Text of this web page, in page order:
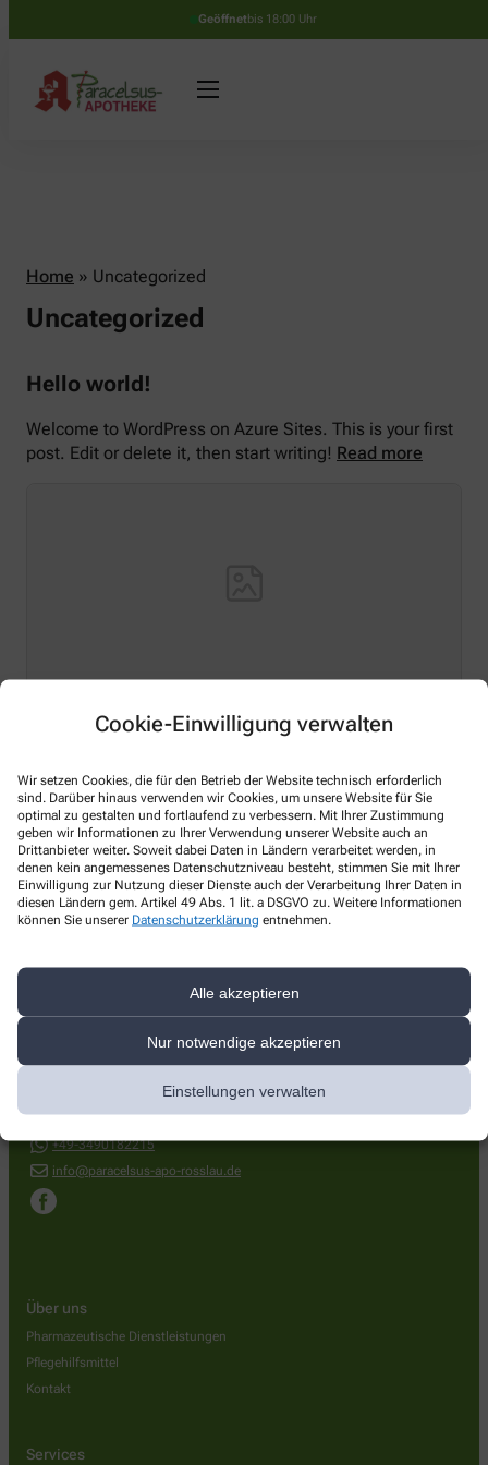
Cookie-Einwilligung verwalten
Wir setzen Cookies, die für den Betrieb der Website technisch erforderlich
sind. Darüber hinaus verwenden wir Cookies, um unsere Website für Sie
optimal zu gestalten und fortlaufend zu verbessern. Mit Ihrer Zustimmung
geben wir Informationen zu Ihrer Verwendung unserer Website auch an
Drittanbieter weiter. Soweit dabei Daten in Ländern verarbeitet werden, in
denen kein angemessenes Datenschutzniveau besteht, stimmen Sie mit Ihrer
Einwilligung zur Nutzung dieser Dienste auch der Verarbeitung Ihrer Daten in
diesen Ländern gem. Artikel 49 Abs. 1 lit. a DSGVO zu. Weitere Informationen
können Sie unserer Datenschutzerklärung entnehmen.
Alle akzeptieren
Nur notwendige akzeptieren
Einstellungen verwalten
Geöffnetbis 18:00 Uhr
Home » Uncategorized
Uncategorized
Hello world!
Welcome to WordPress on Azure Sites. This is your first
post. Edit or delete it, then start writing! Read more
Hello world!
Welcome to WordPress on Azure Sites. This is your first
post. Edit or delete it, then start writing!
Mehr Lesen
Hauptstraße 123/124 ,06862 Dessau-Roßlau
+49-3490182215
info@paracelsus-apo-rosslau.de
Über uns
Pharmazeutische Dienstleistungen
Pflegehilfsmittel
Kontakt
Services